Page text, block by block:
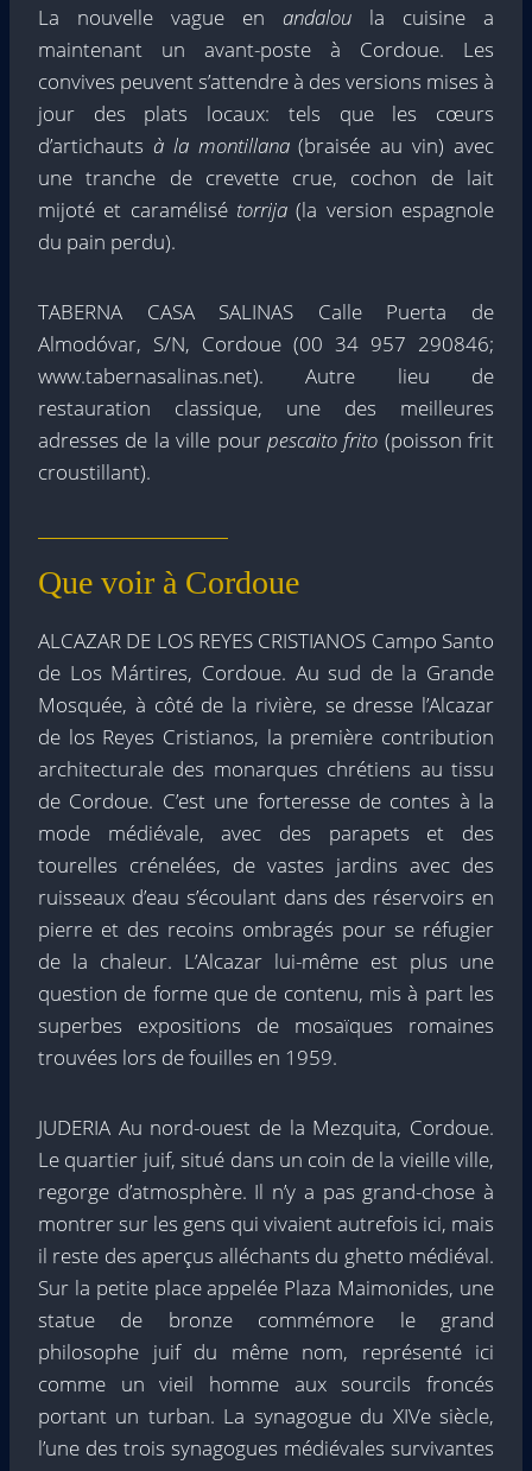
La nouvelle vague en andalou la cuisine a
maintenant un avant-poste à Cordoue. Les
convives peuvent s’attendre à des versions mises à
jour des plats locaux: tels que les cœurs
d’artichauts à la montillana(braisée au vin) avec
une tranche de crevette crue, cochon de lait
mijoté et caramélisé torrija (la version espagnole
du pain perdu).
TABERNA CASA SALINAS Calle Puerta de
Almodóvar, S/N, Cordoue (00 34 957 290846;
www.tabernasalinas.net). Autre lieu de
restauration classique, une des meilleures
adresses de la ville pour pescaito frito (poisson frit
croustillant).
Que voir à Cordoue
ALCAZAR DE LOS REYES CRISTIANOS Campo Santo
de Los Mártires, Cordoue. Au sud de la Grande
Mosquée, à côté de la rivière, se dresse l’Alcazar
de los Reyes Cristianos, la première contribution
architecturale des monarques chrétiens au tissu
de Cordoue. C’est une forteresse de contes à la
mode médiévale, avec des parapets et des
tourelles crénelées, de vastes jardins avec des
ruisseaux d’eau s’écoulant dans des réservoirs en
pierre et des recoins ombragés pour se réfugier
de la chaleur. L’Alcazar lui-même est plus une
question de forme que de contenu, mis à part les
superbes expositions de mosaïques romaines
trouvées lors de fouilles en 1959.
JUDERIA Au nord-ouest de la Mezquita, Cordoue.
Le quartier juif, situé dans un coin de la vieille ville,
regorge d’atmosphère. Il n’y a pas grand-chose à
montrer sur les gens qui vivaient autrefois ici, mais
il reste des aperçus alléchants du ghetto médiéval.
Sur la petite place appelée Plaza Maimonides, une
statue de bronze commémore le grand
philosophe juif du même nom, représenté ici
comme un vieil homme aux sourcils froncés
portant un turban. La synagogue du XIVe siècle,
l’une des trois synagogues médiévales survivantes